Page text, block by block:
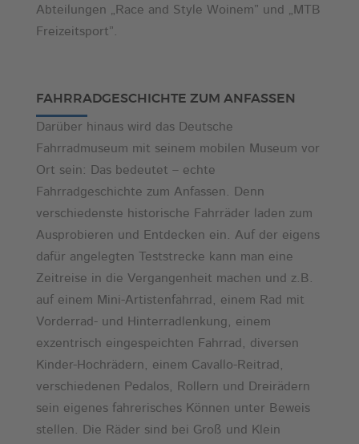
Abteilungen „Race and Style Woinem” und „MTB
Freizeitsport”.
FAHRRADGESCHICHTE ZUM ANFASSEN
Darüber hinaus wird das Deutsche
Fahrradmuseum mit seinem mobilen Museum vor
Ort sein: Das bedeutet – echte
Fahrradgeschichte zum Anfassen. Denn
verschiedenste historische Fahrräder laden zum
Ausprobieren und Entdecken ein. Auf der eigens
dafür angelegten Teststrecke kann man eine
Zeitreise in die Vergangenheit machen und z.B.
auf einem Mini-Artistenfahrrad, einem Rad mit
Vorderrad- und Hinterradlenkung, einem
exzentrisch eingespeichten Fahrrad, diversen
Kinder-Hochrädern, einem Cavallo-Reitrad,
verschiedenen Pedalos, Rollern und Dreirädern
sein eigenes fahrerisches Können unter Beweis
stellen. Die Räder sind bei Groß und Klein